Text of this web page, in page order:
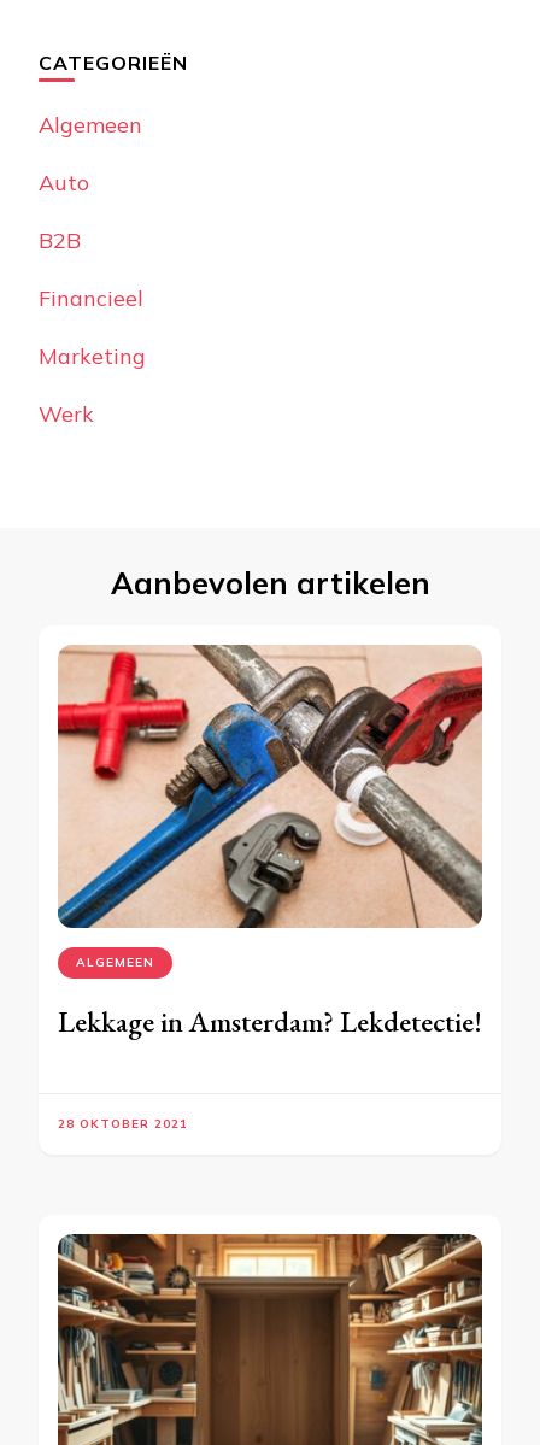
CATEGORIEËN
Algemeen
Auto
B2B
Financieel
Marketing
Werk
Aanbevolen artikelen
ALGEMEEN
Lekkage in Amsterdam? Lekdetectie!
28 OKTOBER 2021